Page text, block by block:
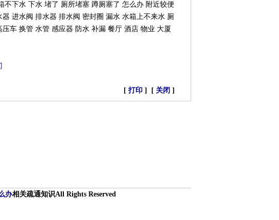
下水 下水 堵了 厕所堵塞 蹲厕塞了 怎么办 附近较便
进水阀 排水器 排水阀 密封圈 漏水 水箱上不来水 厕
车 换管 水管 感应器 防水 补漏 餐厅 酒店 物业 大厦
[ 打印 ] [ 关闭 ]
办相关疏通知识All Rights Reserved